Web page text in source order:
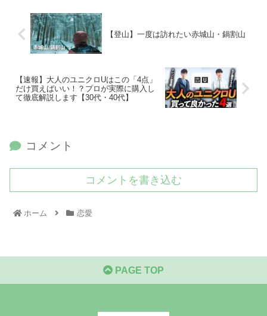
【登山】一度は訪れたい赤城山・鍋割山
【速報】大人のユニクロUはこの「4点」
だけ買えばいい！？プロが実際に購入し
て徹底解説します【30代・40代】
コメント
コメントを書き込む
ホーム 恋愛
PAGE TOP